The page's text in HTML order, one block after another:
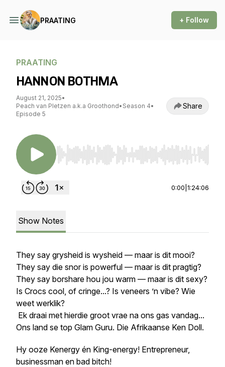
PRAATING + Follow
PRAATING
HANNON BOTHMA
August 21, 2025•
Peach van Pletzen a.k.a Groothond• Season 4•
Episode 5
Share
Use Left/Right to seek, Home/End to jump to
0:00 1:24:06
Show Notes
They say grysheid is wysheid — maar is dit mooi?
They say die snor is powerful — maar is dit pragtig?
They say borshare hou jou warm — maar is dit sexy?
Is Crocs cool, of cringe...? Is veneers ’n vibe? Wie
weet werklik?
Ek draai met hierdie groot vrae na ons gas vandag...
Ons land se top Glam Guru. Die Afrikaanse Ken Doll.
Hy ooze Kenergy én King-energy! Entrepreneur,
businessman en bad bitch!